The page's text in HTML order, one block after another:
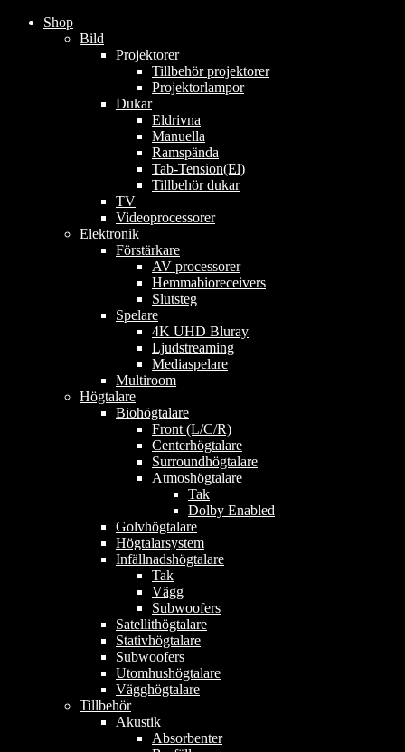
Shop
Bild
Projektorer
Tillbehör projektorer
Projektorlampor
Dukar
Eldrivna
Manuella
Ramspända
Tab-Tension(El)
Tillbehör dukar
TV
Videoprocessorer
Elektronik
Förstärkare
AV processorer
Hemmabioreceivers
Slutsteg
Spelare
4K UHD Bluray
Ljudstreaming
Mediaspelare
Multiroom
Högtalare
Biohögtalare
Front (L/C/R)
Centerhögtalare
Surroundhögtalare
Atmoshögtalare
Tak
Dolby Enabled
Golvhögtalare
Högtalarsystem
Infällnadshögtalare
Tak
Vägg
Subwoofers
Satellithögtalare
Stativhögtalare
Subwoofers
Utomhushögtalare
Vägghögtalare
Tillbehör
Akustik
Absorbenter